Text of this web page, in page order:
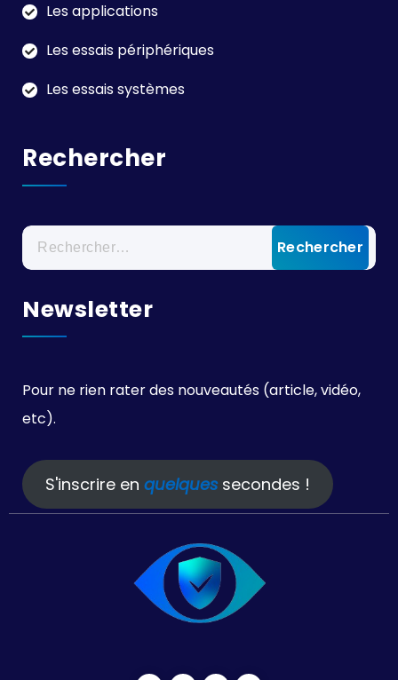
Les applications
Les essais périphériques
Les essais systèmes
Rechercher
Rechercher :
Newsletter
Pour ne rien rater des nouveautés (article, vidéo,
etc).
S'inscrire en quelques secondes !